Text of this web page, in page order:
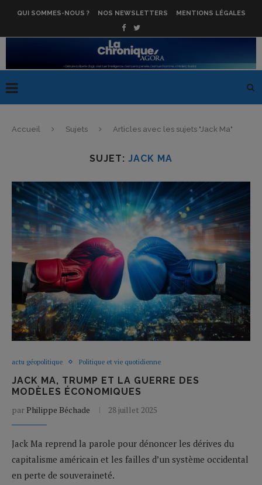
QUI SOMMES-NOUS ? NOS NEWSLETTERS MENTIONS LÉGALES
Accueil Sujets Articles avec les sujets "Jack Ma"
SUJET: JACK MA
actu géopolitique Politique et vie quotidienne
JACK MA, TRUMP ET LA GUERRE DES
MODÈLES ÉCONOMIQUES
par Philippe Béchade 28 juillet 2025
Jack Ma reprend la parole pour dénoncer les dérives du
capitalisme américain et les failles d’un système occidental
en perte de souveraineté.